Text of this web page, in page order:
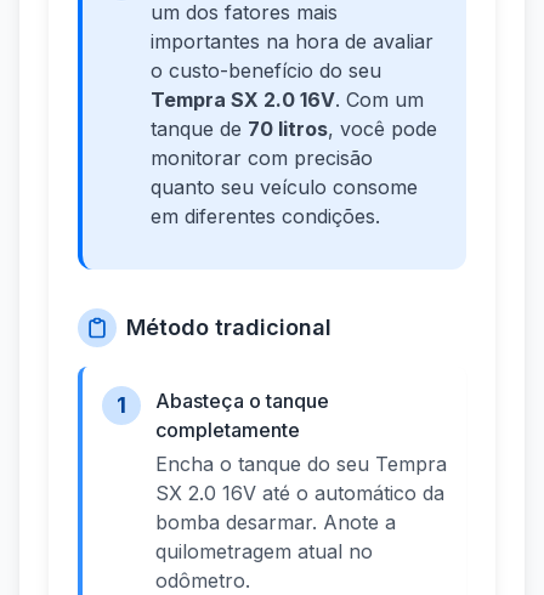
um dos fatores mais
importantes na hora de avaliar
o custo-benefício do seu
Tempra SX 2.0 16V. Com um
tanque de 70 litros, você pode
monitorar com precisão
quanto seu veículo consome
em diferentes condições.
Método tradicional
1
Abasteça o tanque
completamente
Encha o tanque do seu Tempra
SX 2.0 16V até o automático da
bomba desarmar. Anote a
quilometragem atual no
odômetro.